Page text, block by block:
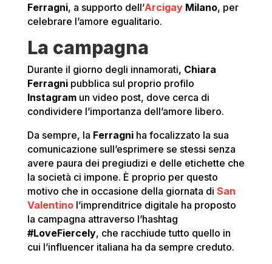
Ferragni, a supporto dell’Arcigay Milano, per
celebrare l’amore egualitario.
La campagna
Durante il giorno degli innamorati, Chiara
Ferragnipubblica sul proprio profilo
Instagramun video post, dove cerca di
condividere l’importanza dell’amore libero.
Da sempre, la Ferragniha focalizzato la sua
comunicazione sull’esprimere se stessi senza
avere paura dei pregiudizi e delle etichette che
la società ci impone. È proprio per questo
motivo che in occasione della giornata di San
Valentinol’imprenditrice digitale ha proposto
la campagna attraverso l’hashtag
#LoveFiercely, che racchiude tutto quello in
cui l’influencer italiana ha da sempre creduto.